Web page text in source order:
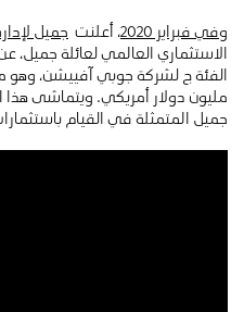
وفي فبراير 2020 ، أعلنت جميل
الاستثماري العالمي لعائلة
مليون دولار أمريكي. ويتماشى هذا
جميل المتمثلة في القيام